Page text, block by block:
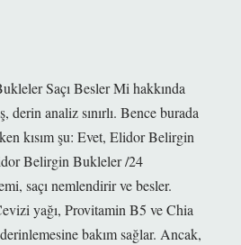
Saçı Besler Mi hakkında
derin analiz sınırlı. Bence burada
kısım şu: Evet, Elidor Belirgin
Belirgin Bukleler /24
saçı nemlendirir ve besler.
yağı, Provitamin B5 ve Chia
bakım sağlar. Ancak,